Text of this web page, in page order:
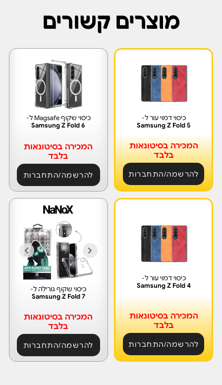
מוצרים קשורים
כיסוי דמוי עור ל-
Samsung Z Fold 5
המכירה בסיטונאות
בלבד
להרשמה/התחברות
כיסוי שקוף Magsafe ל-
Samsung Z Fold 6
המכירה בסיטונאות
בלבד
להרשמה/התחברות
כיסוי דמוי עור ל-
Samsung Z Fold 4
המכירה בסיטונאות
בלבד
להרשמה/התחברות
כיסוי שקוף גורילה ל-
Samsung Z Fold 7
המכירה בסיטונאות
בלבד
להרשמה/התחברות